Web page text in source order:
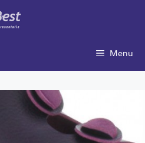
Menu